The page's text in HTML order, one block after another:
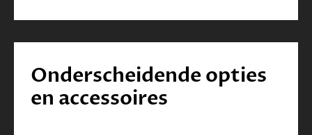
Onderscheidende opties
en accessoires